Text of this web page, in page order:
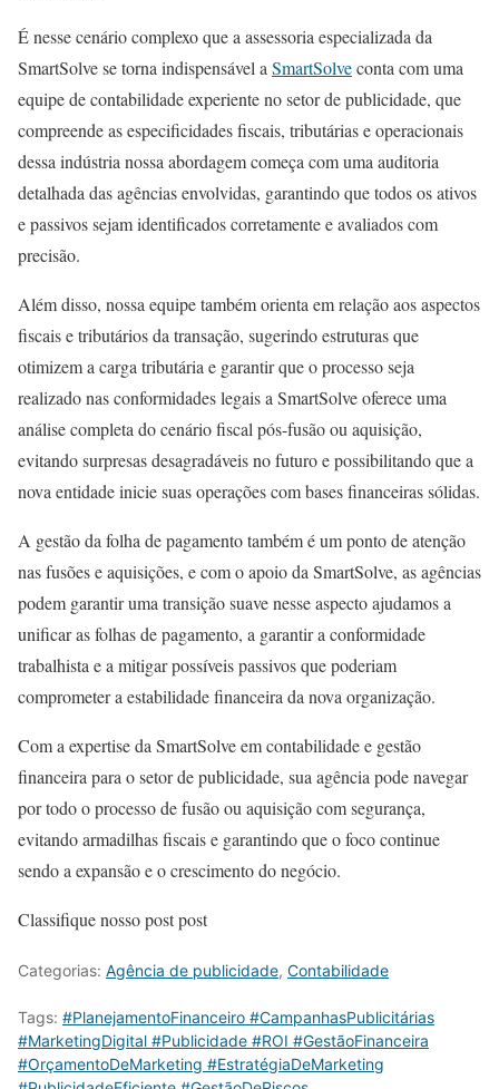
É nesse cenário complexo que a assessoria especializada da
SmartSolve se torna indispensável a SmartSolveconta com uma
equipe de contabilidade experiente no setor de publicidade, que
compreende as especificidades fiscais, tributárias e operacionais
dessa indústria nossa abordagem começa com uma auditoria
detalhada das agências envolvidas, garantindo que todos os ativos
e passivos sejam identificados corretamente e avaliados com
precisão.
Além disso, nossa equipe também orienta em relação aos aspectos
fiscais e tributários da transação, sugerindo estruturas que
otimizem a carga tributária e garantir que o processo seja
realizado nas conformidades legais a SmartSolve oferece uma
análise completa do cenário fiscal pós-fusão ou aquisição,
evitando surpresas desagradáveis no futuro e possibilitando que a
nova entidade inicie suas operações com bases financeiras sólidas.
A gestão da folha de pagamento também é um ponto de atenção
nas fusões e aquisições, e com o apoio da SmartSolve, as agências
podem garantir uma transição suave nesse aspecto ajudamos a
unificar as folhas de pagamento, a garantir a conformidade
trabalhista e a mitigar possíveis passivos que poderiam
comprometer a estabilidade financeira da nova organização.
Com a expertise da SmartSolve em contabilidade e gestão
financeira para o setor de publicidade, sua agência pode navegar
por todo o processo de fusão ou aquisição com segurança,
evitando armadilhas fiscais e garantindo que o foco continue
sendo a expansão e o crescimento do negócio.
Classifique nosso post post
Categorias: Agência de publicidade, Contabilidade
Tags: #PlanejamentoFinanceiro #CampanhasPublicitárias
#MarketingDigital #Publicidade #ROI #GestãoFinanceira
#OrçamentoDeMarketing #EstratégiaDeMarketing